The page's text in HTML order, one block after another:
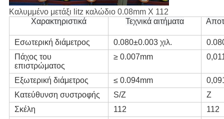
Καλυμμένο μετάξι litz καλώδιο 0.08mm X 112
Χαρακτηριστικά
Τεχνικά αιτήματα
Εσωτερική διάμετρος 0.080±0.003 χιλ.
Πάχος του
επιστρώματος
≥ 0.007mm
Εξωτερική διάμετρος ≤ 0.094mm
Κατεύθυνση συστροφής
S/Z
Ζ
Σκέλη
112
112